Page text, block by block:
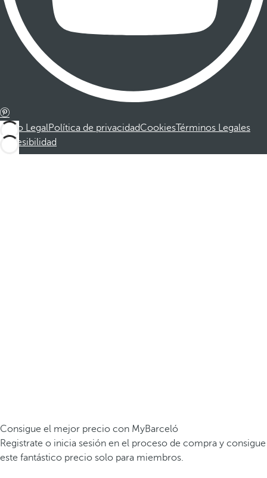
Aviso LegalPolítica de privacidadCookiesTérminos Legales
Accesibilidad
Consigue el mejor precio con MyBarceló
Registrate o inicia sesión en el proceso de compra y consigue
este fantástico precio solo para miembros.